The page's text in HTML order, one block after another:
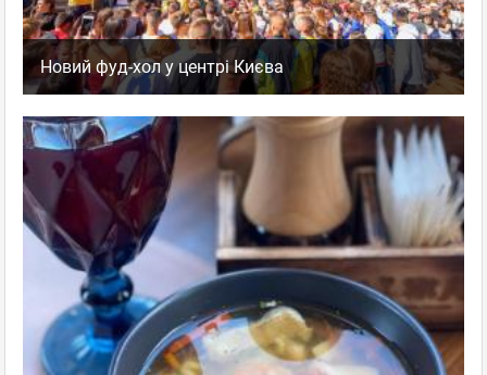
Новий фуд-хол у центрі Києва